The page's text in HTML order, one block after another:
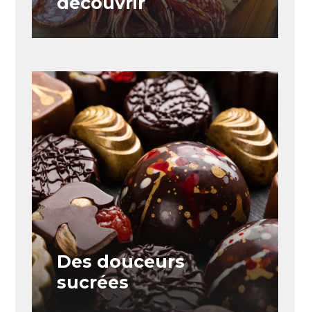
Des douceurs
sucrées